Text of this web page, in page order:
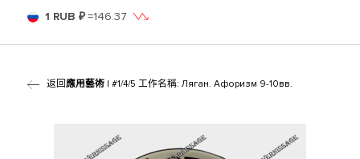
1 RUB ₽=146.37
返回應用藝術| #1/4/5 工作名稱: Ляган. Афоризм 9-10вв.